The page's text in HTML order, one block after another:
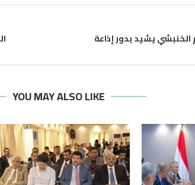
يشيد بدور إذاعة
YOU MAY ALSO LIKE